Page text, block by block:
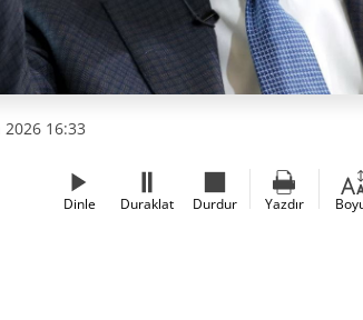
16:33
Dinle Duraklat Durdur Yazdır